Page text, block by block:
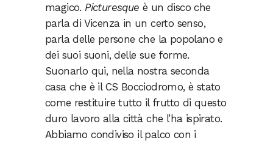
magico. Picturesqueè un disco che
parla di Vicenza in un certo senso,
parla delle persone che la popolano e
dei suoi suoni, delle sue forme.
Suonarlo qui, nella nostra seconda
casa che è il CS Bocciodromo, è stato
come restituire tutto il frutto di questo
duro lavoro alla città che l’ha ispirato.
Abbiamo condiviso il palco con i